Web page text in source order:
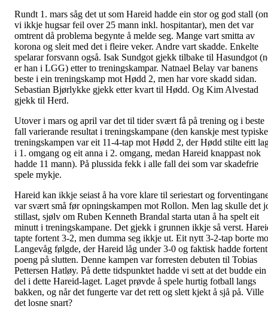
Rundt 1. mars såg det ut som Hareid hadde ein stor og god stall
vi ikkje hugsar feil over 25 mann inkl. hospitantar), men det var
omtrent då problema begynte å melde seg. Mange vart smitta av
korona og sleit med det i fleire veker. Andre vart skadde. Enkelte
spelarar forsvann også. Isak Sundgot gjekk tilbake til Hasundgot
er han i LGG) etter to treningskampar. Natnael Belay var banens
beste i ein treningskamp mot Hødd 2, men har vore skadd sidan.
Sebastian Bjørlykke gjekk etter kvart til Hødd. Og Kim Alvestad
gjekk til Herd.
Utover i mars og april var det til tider svært få på trening og i beste
fall varierande resultat i treningskampane (den kanskje mest typiske
treningskampen var eit 11-4-tap mot Hødd 2, der Hødd stilte eitt
i 1. omgang og eit anna i 2. omgang, medan Hareid knappast nok
hadde 11 mann). På plussida fekk i alle fall dei som var skadefrie
spele mykje.
Hareid kan ikkje seiast å ha vore klare til seriestart og
var svært små før opningskampen mot Rollon. Men lag skulle det
stillast, sjølv om Ruben Kenneth Brandal starta utan å ha spelt eit
minutt i treningskampane. Det gjekk i grunnen ikkje så verst.
tapte fortent 3-2, men dumma seg ikkje ut. Eit nytt 3-2-tap borte
Langevåg følgde, der Hareid låg under 3-0 og faktisk hadde fortent
poeng på slutten. Denne kampen var forresten debuten til Tobias
Pettersen Hatløy. På dette tidspunktet hadde vi sett at det budde ein
del i dette Hareid-laget. Laget prøvde å spele hurtig fotball langs
bakken, og når det fungerte var det rett og slett kjekt å sjå på. Ville
det losne snart?